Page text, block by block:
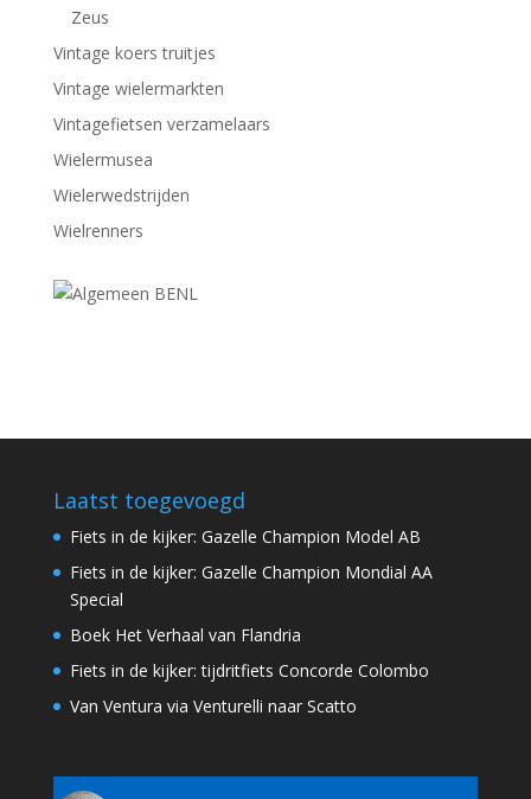
Zeus
Vintage koers truitjes
Vintage wielermarkten
Vintagefietsen verzamelaars
Wielermusea
Wielerwedstrijden
Wielrenners
Laatst toegevoegd
Fiets in de kijker: Gazelle Champion Model AB
Fiets in de kijker: Gazelle Champion Mondial AA
Special
Boek Het Verhaal van Flandria
Fiets in de kijker: tijdritfiets Concorde Colombo
Van Ventura via Venturelli naar Scatto